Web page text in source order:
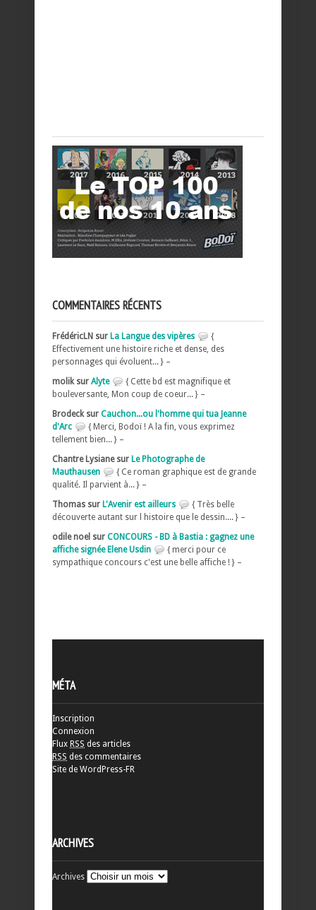
COMMENTAIRES RÉCENTS
FrédéricLN sur La Langue des vipères
{
Effectivement une histoire riche et dense, des
personnages qui évoluent... } –
molik sur Alyte
{ Cette bd est magnifique et
bouleversante, Mon coup de coeur... } –
Brodeck sur Cauchon...ou l'homme qui tua Jeanne
d'Arc
{ Merci, Bodoï ! A la fin, vous exprimez
tellement bien... } –
Chantre Lysiane sur Le Photographe de
Mauthausen
{ Ce roman graphique est de grande
qualité. Il parvient à... } –
Thomas sur L'Avenir est ailleurs
{ Très belle
découverte autant sur l histoire que le dessin.... } –
odile noel sur CONCOURS - BD à Bastia : gagnez une
affiche signée Elene Usdin
{ merci pour ce
sympathique concours c'est une belle affiche ! } –
MÉTA
Inscription
Connexion
Flux RSS des articles
RSS des commentaires
Site de WordPress-FR
ARCHIVES
Archives